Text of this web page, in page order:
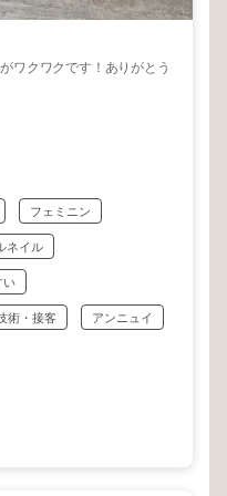
ワクワクです！ありがとう
フェミニン
ネイル
い
術・接客 アンニュイ